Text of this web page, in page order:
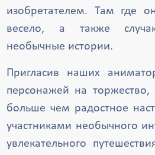
изобретателем. Там где
весело, а также
необычные истории.
Пригласив наших
персонажей на
больше чем радостное
участниками необычного
увлекательного